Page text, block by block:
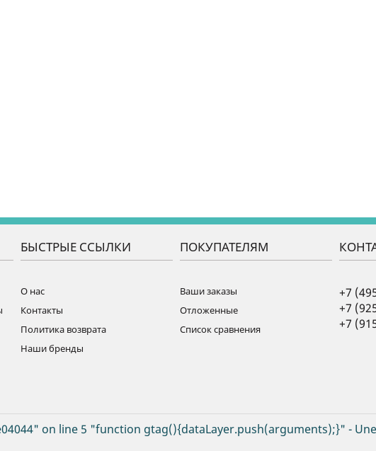
БЫСТРЫЕ ССЫЛКИ
О нас
Контакты
Политика возврата
Наши бренды
ПОКУПАТЕЛЯМ
Ваши заказы
Отложенные
Список сравнения
+7
+7
+7
on line 5 "function gtag(){dataLayer.push(arguments);}" -